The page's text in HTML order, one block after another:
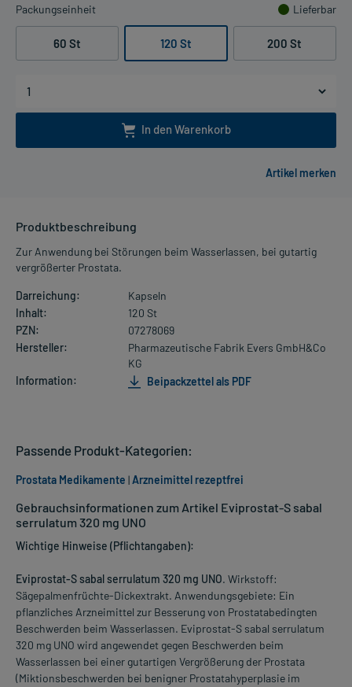
Packungseinheit Lieferbar
60 St 120 St 200 St
In den Warenkorb
Produktbeschreibung
Zur Anwendung bei Störungen beim Wasserlassen, bei gutartig
vergrößerter Prostata.
Darreichung:
Kapseln
Inhalt:
120 St
PZN:
07278069
Hersteller:
Pharmazeutische Fabrik Evers GmbH&Co
KG
Information:
Beipackzettel als PDF
Gebrauchsinformationen zum Artikel Eviprostat-S sabal
serrulatum 320 mg UNO
Wichtige Hinweise (Pflichtangaben):
Eviprostat-S sabal serrulatum 320 mg UNO. Wirkstoff:
Sägepalmenfrüchte-Dickextrakt. Anwendungsgebiete: Ein
pflanzliches Arzneimittel zur Besserung von Prostatabedingten
Beschwerden beim Wasserlassen. Eviprostat-S sabal serrulatum
320 mg UNO wird angewendet gegen Beschwerden beim
Wasserlassen bei einer gutartigen Vergrößerung der Prostata
(Miktionsbeschwerden bei benigner Prostatahyperplasie im
Passende Produkt-Kategorien:
Prostata Medikamente |Arzneimittel rezeptfrei